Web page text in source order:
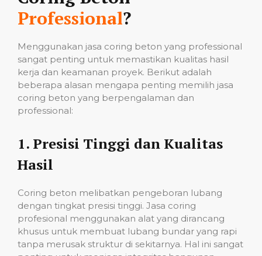
Professional?
Menggunakan jasa coring beton yang professional
sangat penting untuk memastikan kualitas hasil
kerja dan keamanan proyek. Berikut adalah
beberapa alasan mengapa penting memilih jasa
coring beton yang berpengalaman dan
professional:
1. Presisi Tinggi dan Kualitas
Hasil
Coring beton melibatkan pengeboran lubang
dengan tingkat presisi tinggi. Jasa coring
profesional menggunakan alat yang dirancang
khusus untuk membuat lubang bundar yang rapi
tanpa merusak struktur di sekitarnya. Hal ini sangat